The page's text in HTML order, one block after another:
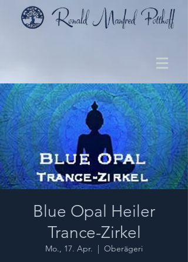
Blue Opal Heiler
Trance-Zirkel
Mo., 17. Apr.
  |
Oberägeri